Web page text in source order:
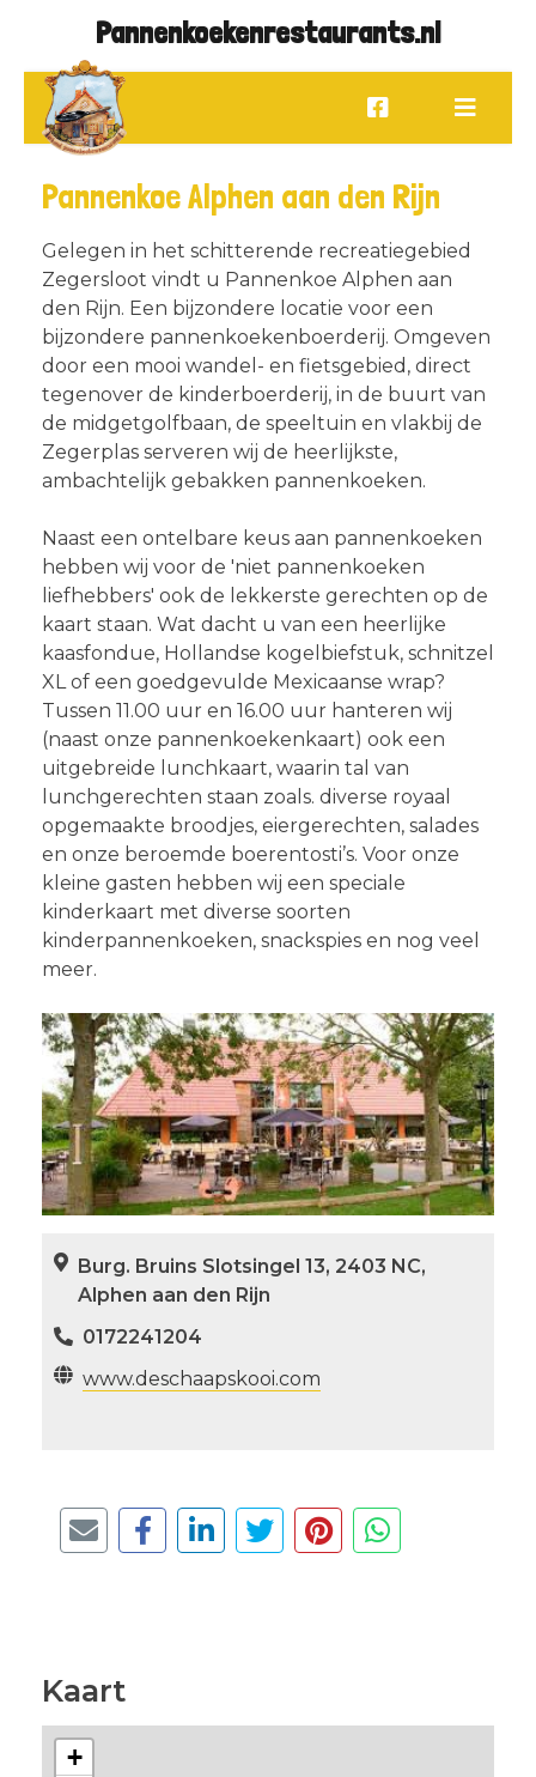
Pannenkoekenrestaurants.nl
Pannenkoe Alphen aan den Rijn
Gelegen in het schitterende recreatiegebied
Zegersloot vindt u Pannenkoe Alphen aan
den Rijn. Een bijzondere locatie voor een
bijzondere pannenkoekenboerderij. Omgeven
door een mooi wandel- en fietsgebied, direct
tegenover de kinderboerderij, in de buurt van
de midgetgolfbaan, de speeltuin en vlakbij de
Zegerplas serveren wij de heerlijkste,
ambachtelijk gebakken pannenkoeken.
Naast een ontelbare keus aan pannenkoeken
hebben wij voor de 'niet pannenkoeken
liefhebbers' ook de lekkerste gerechten op de
kaart staan. Wat dacht u van een heerlijke
kaasfondue, Hollandse kogelbiefstuk, schnitzel
XL of een goedgevulde Mexicaanse wrap?
Tussen 11.00 uur en 16.00 uur hanteren wij
(naast onze pannenkoekenkaart) ook een
uitgebreide lunchkaart, waarin tal van
lunchgerechten staan zoals. diverse royaal
opgemaakte broodjes, eiergerechten, salades
en onze beroemde boerentosti’s. Voor onze
kleine gasten hebben wij een speciale
kinderkaart met diverse soorten
kinderpannenkoeken, snackspies en nog veel
meer.
Burg. Bruins Slotsingel 13, 2403 NC,
Alphen aan den Rijn
0172241204
www.deschaapskooi.com
Kaart
+